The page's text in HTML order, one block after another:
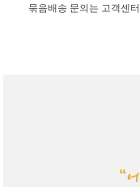
묶음배송 문의는 고객센